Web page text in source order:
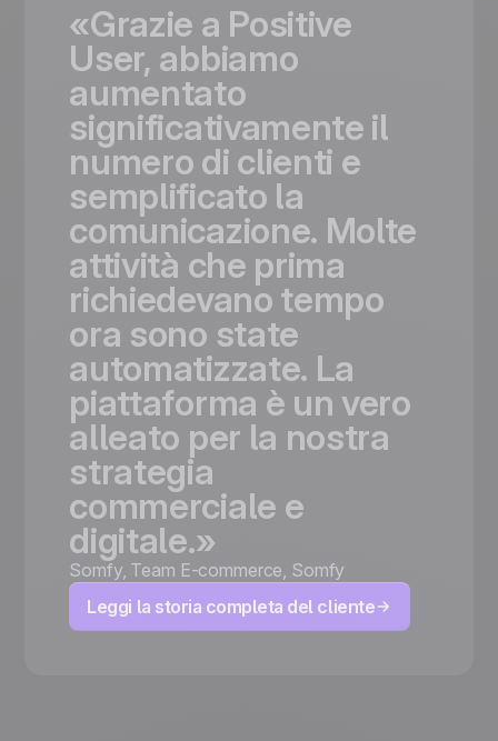
«Grazie a Positive
User, abbiamo
aumentato
significativamente il
numero di clienti e
semplificato la
comunicazione. Molte
attività che prima
richiedevano tempo
ora sono state
automatizzate. La
piattaforma è un vero
alleato per la nostra
strategia
commerciale e
digitale.»
Somfy, Team E-commerce, Somfy
Leggi la storia completa del cliente